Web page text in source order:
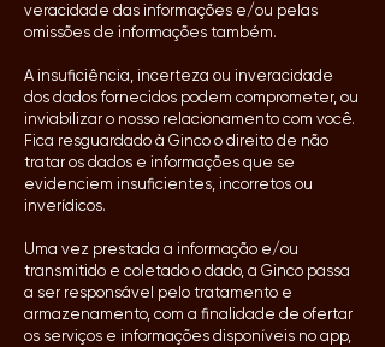
veracidade das informações e/ou pelas
omissões de informações também.
A insuficiência, incerteza ou inveracidade
dos dados fornecidos podem comprometer, ou
inviabilizar o nosso relacionamento com você.
Fica resguardado à Ginco o direito de não
tratar os dados e informações que se
evidenciem insuficientes, incorretos ou
inverídicos.
Uma vez prestada a informação e/ou
transmitido e coletado o dado, a Ginco passa
a ser responsável pelo tratamento e
armazenamento, com a finalidade de ofertar
os serviços e informações disponíveis no app,